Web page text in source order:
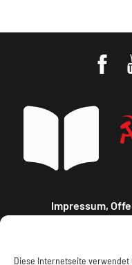
Diese Internetseite
Impressum,